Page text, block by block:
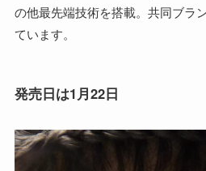
の他最先端技術を搭載。共同ブラ
ています。
発売日は1月22日